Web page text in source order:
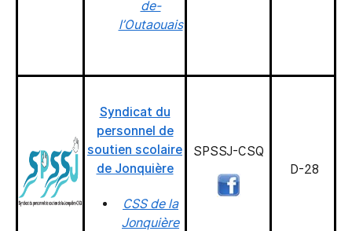
de-
l’Outaouais
Syndicat du
personnel de
soutien scolaire
de Jonquière
CSS de la
Jonquière
SPSSJ-CSQ
D-28